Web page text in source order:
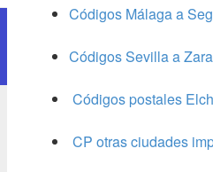
Códigos Málaga a
Códigos Sevilla a
Códigos postales
CP otras ciudades